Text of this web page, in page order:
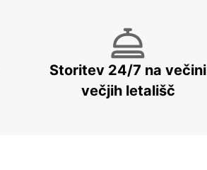
Storitev 24/7 na večini
večjih letališč